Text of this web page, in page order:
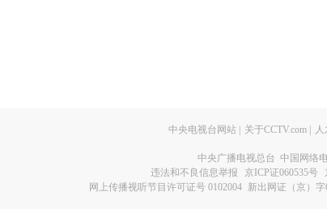
中央电视台网站 关于CCTV.com
中央广播电视总台 中国网络
违法和不良信息举报
京ICP证060535号
网上传播视听节目许可证号 0102004 新出网证（京）字